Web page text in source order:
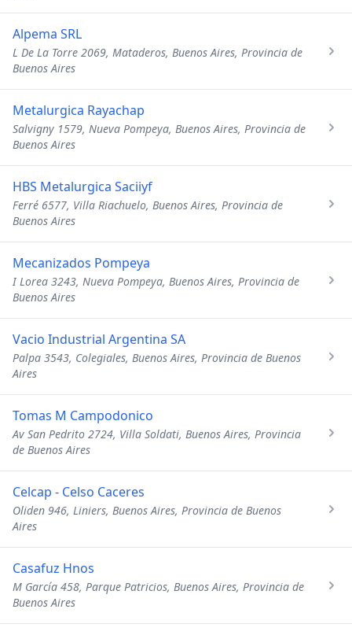
Alpema SRL
L De La Torre 2069, Mataderos, Buenos Aires, Provincia de
Buenos Aires
Metalurgica Rayachap
Salvigny 1579, Nueva Pompeya, Buenos Aires, Provincia de
Buenos Aires
HBS Metalurgica Saciiyf
Ferré 6577, Villa Riachuelo, Buenos Aires, Provincia de
Buenos Aires
Mecanizados Pompeya
I Lorea 3243, Nueva Pompeya, Buenos Aires, Provincia de
Buenos Aires
Vacio Industrial Argentina SA
Palpa 3543, Colegiales, Buenos Aires, Provincia de Buenos
Aires
Tomas M Campodonico
Av San Pedrito 2724, Villa Soldati, Buenos Aires, Provincia
de Buenos Aires
Celcap - Celso Caceres
Oliden 946, Liniers, Buenos Aires, Provincia de Buenos
Aires
Casafuz Hnos
M García 458, Parque Patricios, Buenos Aires, Provincia de
Buenos Aires